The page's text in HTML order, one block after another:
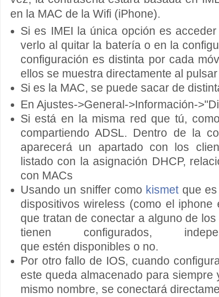
en la MAC de la Wifi (iPhone).
Si es IMEI la única opción es
verlo al quitar la batería o en la
configuración es distinta por cada
ellos se muestra directamente al
Si es la MAC, se puede sacar de
En Ajustes->General->Información-
Si está en la misma red que tú,
compartiendo ADSL. Dentro de la
aparecerá un apartado con los
listado con la asignación DHCP,
con MACs
Usando un sniffer como kismet que
dispositivos wireless (como el
que tratan de conectar a alguno de
tienen configurados,
que estén disponibles o no.
Por otro fallo de IOS, cuando
este queda almacenado para siempre
mismo nombre, se conectará